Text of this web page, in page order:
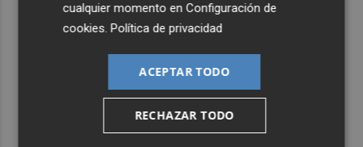
cualquier momento enConfiguración de
cookies.Política de privacidad
ACEPTAR TODO
RECHAZAR TODO